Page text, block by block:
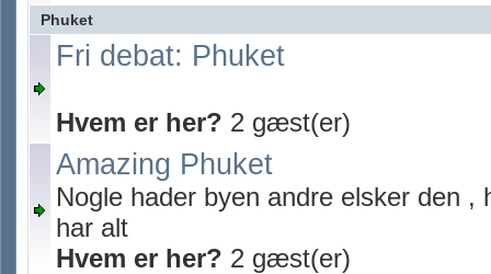
Phuket
Fri debat: Phuket
Hvem er her? 2 gæst(er)
Amazing Phuket
Nogle hader byen andre elsker den
har alt
Hvem er her? 2 gæst(er)